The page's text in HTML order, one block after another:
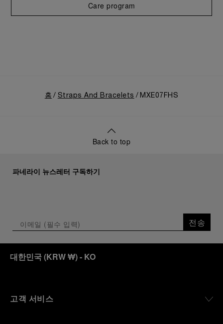
Care program
홈 Straps And Bracelets MXE07FHS
Back to top
파네라이 뉴스레터 구독하기
전송
대한민국(KRW ₩)- KO
고객 서비스